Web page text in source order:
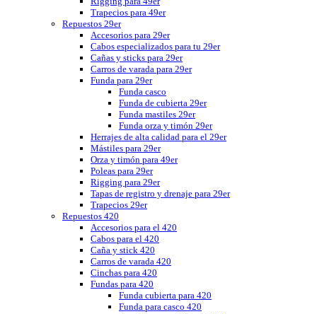
Trapecios para 49er
Repuestos 29er
Accesorios para 29er
Cabos especializados para tu 29er
Cañas y sticks para 29er
Carros de varada para 29er
Funda para 29er
Funda casco
Funda de cubierta 29er
Funda mastiles 29er
Funda orza y timón 29er
Herrajes de alta calidad para el 29er
Mástiles para 29er
Orza y timón para 49er
Poleas para 29er
Rigging para 29er
Tapas de registro y drenaje para 29er
Trapecios 29er
Repuestos 420
Accesorios para el 420
Cabos para el 420
Caña y stick 420
Carros de varada 420
Cinchas para 420
Fundas para 420
Funda cubierta para 420
Funda para casco 420